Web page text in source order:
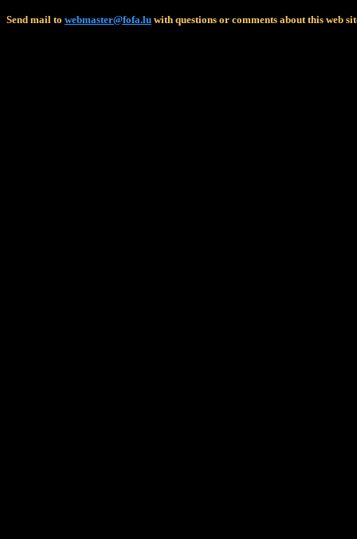
Send mail to webmaster@fofa.lu with questions or comments about this web